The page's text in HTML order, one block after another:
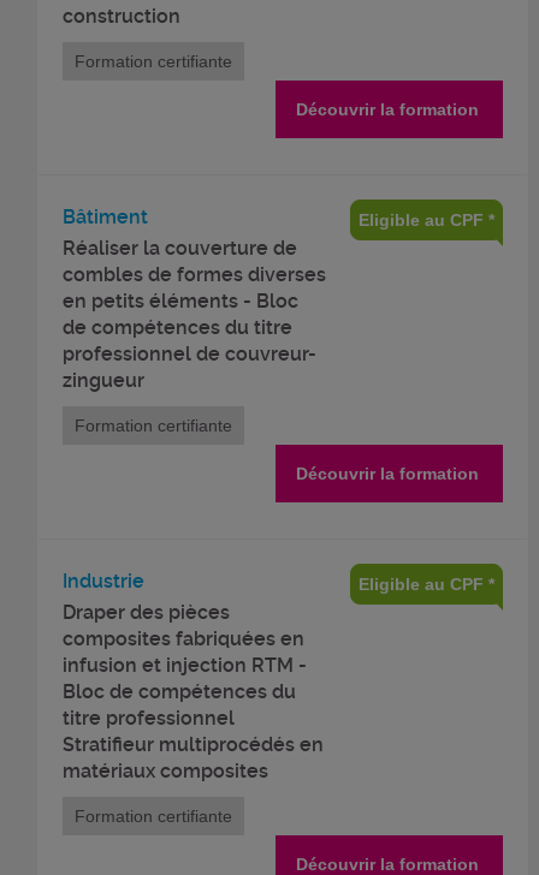
construction
Formation certifiante
Découvrir la formation
Bâtiment
Réaliser la couverture de
combles de formes diverses
en petits éléments - Bloc
de compétences du titre
professionnel de couvreur-
zingueur
Eligible au CPF *
Formation certifiante
Découvrir la formation
Industrie
Draper des pièces
composites fabriquées en
infusion et injection RTM -
Bloc de compétences du
titre professionnel
Stratifieur multiprocédés en
matériaux composites
Eligible au CPF *
Formation certifiante
Découvrir la formation